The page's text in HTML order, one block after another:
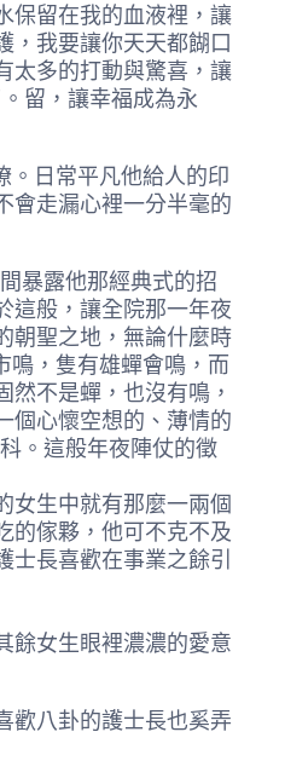
保留在我的血液裡，讓
，我要讓你天天都餬口
太多的打動與驚喜，讓
留，讓幸福成為永
日常平凡他給人的印
會走漏心裡一分半毫的
暴露他那經典式的招
這般，讓全院那一年夜
朝聖之地，無論什麼時
鳴，隻有雄蟬會鳴，而
不是蟬，也沒有鳴，
個心懷空想的、薄情的
。這般年夜陣仗的徵
生中就有那麼一兩個
的傢夥，他可不克不及
長喜歡在事業之餘引
女生眼裡濃濃的愛意
八卦的護士長也奚弄